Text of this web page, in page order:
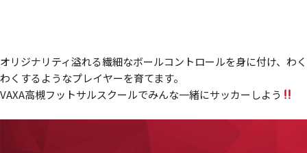
オリジナリティ溢れる繊細なボールコントロールを身に付け、わく
わくするようなプレイヤーを育てます。
VAXA高槻フットサルスクールでみんな一緒にサッカーしよう